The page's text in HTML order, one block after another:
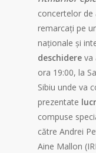
concertelor de
remarcați pe
naționale și
deschidere va
ora 19:00, la
Sibiu unde va
prezentate
compuse
către Andrei
Aine Mallon